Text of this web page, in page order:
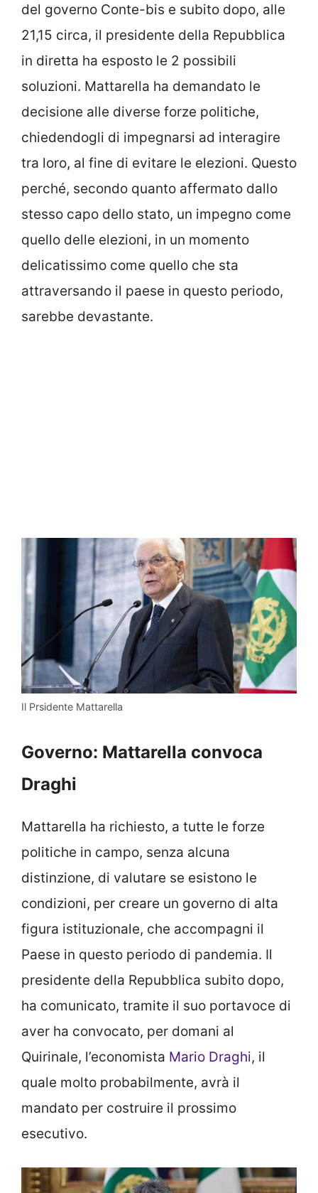
del governo Conte-bis e subito dopo, alle
21,15 circa, il presidente della Repubblica
in diretta ha esposto le 2 possibili
soluzioni. Mattarella ha demandato le
decisione alle diverse forze politiche,
chiedendogli di impegnarsi ad interagire
tra loro, al fine di evitare le elezioni. Questo
perché, secondo quanto affermato dallo
stesso capo dello stato, un impegno come
quello delle elezioni, in un momento
delicatissimo come quello che sta
attraversando il paese in questo periodo,
sarebbe devastante.
Il Prsidente Mattarella
Governo: Mattarella convoca
Draghi
Mattarella ha richiesto, a tutte le forze
politiche in campo, senza alcuna
distinzione, di valutare se esistono le
condizioni, per creare un governo di alta
figura istituzionale, che accompagni il
Paese in questo periodo di pandemia. Il
presidente della Repubblica subito dopo,
ha comunicato, tramite il suo portavoce di
aver ha convocato, per domani al
Quirinale, l’economista Mario Draghi, il
quale molto probabilmente, avrà il
mandato per costruire il prossimo
esecutivo.